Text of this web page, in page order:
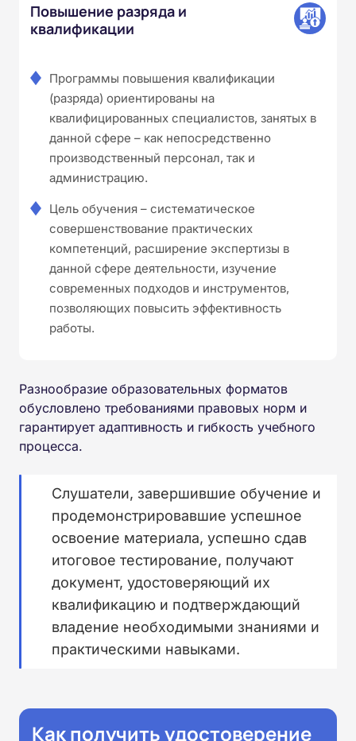
Повышение разряда и
квалификации
Программы повышения квалификации
(разряда) ориентированы на
квалифицированных специалистов, занятых в
данной сфере – как непосредственно
производственный персонал, так и
администрацию.
Цель обучения – систематическое
совершенствование практических
компетенций, расширение экспертизы в
данной сфере деятельности, изучение
современных подходов и инструментов,
позволяющих повысить эффективность
работы.
Разнообразие образовательных форматов
обусловлено требованиями правовых норм и
гарантирует адаптивность и гибкость учебного
процесса.
Слушатели, завершившие обучение и
продемонстрировавшие успешное
освоение материала, успешно сдав
итоговое тестирование, получают
документ, удостоверяющий их
квалификацию и подтверждающий
владение необходимыми знаниями и
практическими навыками.
Как получить удостоверение